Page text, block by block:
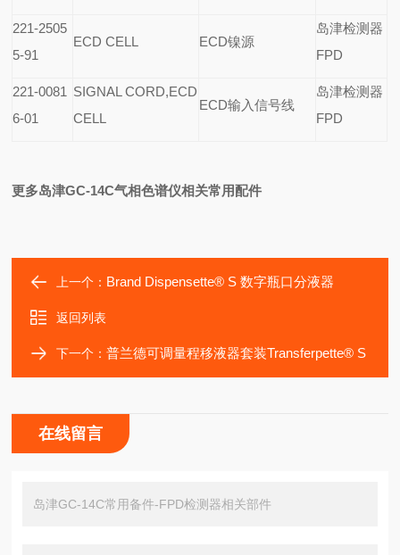
221-2505
5-91
ECD CELL ECD镍源
岛津检测器
FPD
221-0081
6-01
SIGNAL CORD,ECD
CELL
ECD输入信号线
岛津检测器
FPD
更多岛津GC-14C气相色谱仪相关常用配件
上一个： Brand Dispensette® S 数字瓶口分液器
返回列表
下一个：普兰德可调量程移液器套装Transferpette® S
在线留言